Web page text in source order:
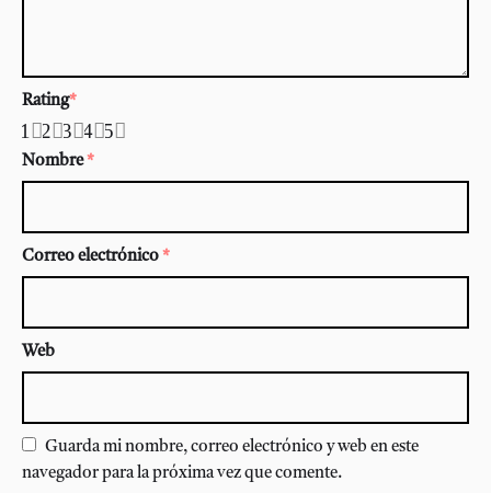
Rating*
5
4
3
2
1
Nombre*
Correo electrónico *
Web
Guarda mi nombre, correo electrónico y web en este
navegador para la próxima vez que comente.